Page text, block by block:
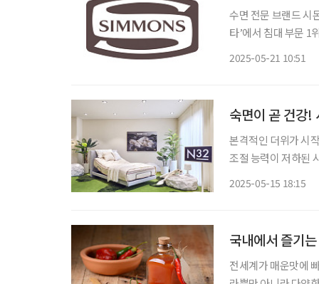
수면 전문 브랜드 시
타’에서 침대 부문 1
2025-05-21 10:51
숙면이 곧 건강!
본격적인 더위가 시
조절 능력이 저하된
2025-05-15 18:15
국내에서 즐기
전세계가 매운맛에